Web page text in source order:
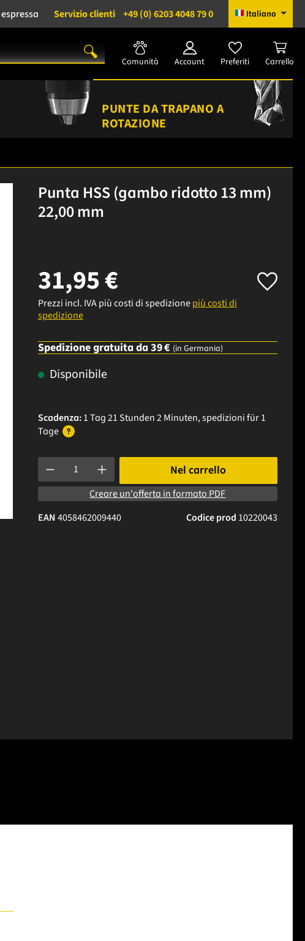
Servizio clienti +49 (0) 6203 4048 79 0 Italiano
Comunità Account Preferiti Carrello
PUNTE DA TRAPANO A
ROTAZIONE
Punta HSS (gambo ridotto 13 mm)
22,00 mm
31,95 €
Prezzi incl. IVA più costi di spedizionepiù costi di
spedizione
Spedizione gratuita da 39 € (in Germania)
Disponibile
Scadenza:1 Tag 21 Stunden 2 Minuten, spedizionifür 1
Tage
Quantità del prodotto: inserisci la quantità desiderata o usa i
Nel carrello
Creare un'offerta in formato PDF
Codice prod 10220043
EAN4058462009440